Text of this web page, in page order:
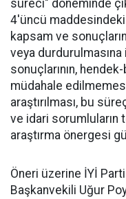
süreci" döneminde
4'üncü
kapsam ve
veya
sonuçlarının,
müdahale
araştırılması, bu
ve idari
araştırma önergesi
Öneri üzerine İYİ
Başkanvekili Uğur